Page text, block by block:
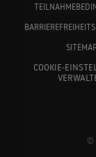
COOKIE-
©